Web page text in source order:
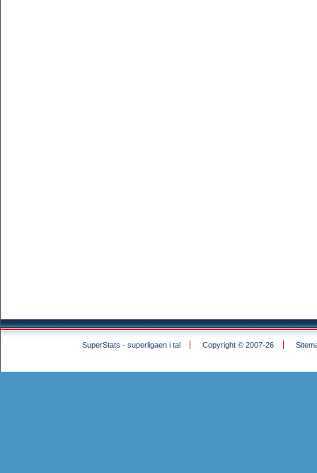
SuperStats - superligaen i tal Copyright © 2007-26